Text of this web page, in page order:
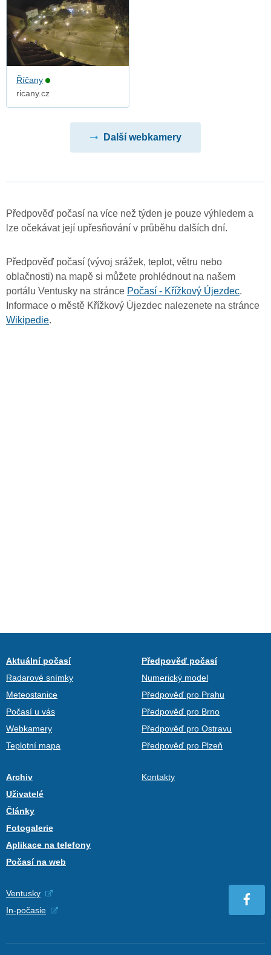
Říčany
ricany.cz
Další webkamery
Předpověď počasí na více než týden je pouze výhledem a
lze očekávat její upřesňování v průběhu dalších dní.
Předpověď počasí (vývoj srážek, teplot, větru nebo
oblačnosti) na mapě si můžete prohlédnout na našem
portálu Ventusky na stránce Počasí - Křížkový Újezdec.
Informace o městě Křížkový Újezdec nalezenete na stránce
Wikipedie.
Aktuální počasí
Radarové snímky
Meteostanice
Počasí u vás
Webkamery
Teplotní mapa
Předpověď počasí
Numerický model
Předpověď pro Prahu
Předpověď pro Brno
Předpověď pro Ostravu
Předpověď pro Plzeň
Archiv
Uživatelé
Články
Fotogalerie
Aplikace na telefony
Počasí na web
Kontakty
Ventusky
In-počasie